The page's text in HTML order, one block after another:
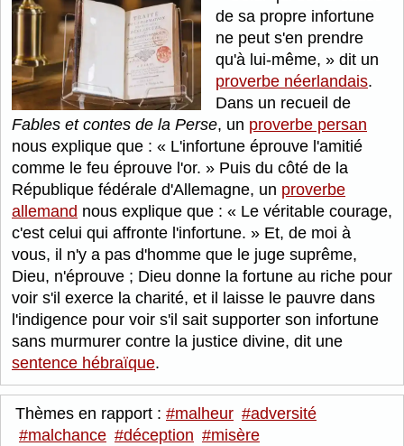
de sa propre infortune
ne peut s'en prendre
qu'à lui-même,
dit un
proverbe néerlandais.
Dans un recueil de
Fables et contes de la Perse, un proverbe persan
nous explique que :
L'infortune éprouve l'amitié
comme le feu éprouve l'or.
Puis du côté de la
République fédérale d'Allemagne, un proverbe
allemand nous explique que :
Le véritable courage,
c'est celui qui affronte l'infortune.
Et, de moi à
vous, il n'y a pas d'homme que le juge suprême,
Dieu, n'éprouve ; Dieu donne la fortune au riche pour
voir s'il exerce la charité, et il laisse le pauvre dans
l'indigence pour voir s'il sait supporter son infortune
sans murmurer contre la justice divine, dit une
sentence hébraïque.
Thèmes en rapport : #malheur #adversité
#malchance #déception #misère